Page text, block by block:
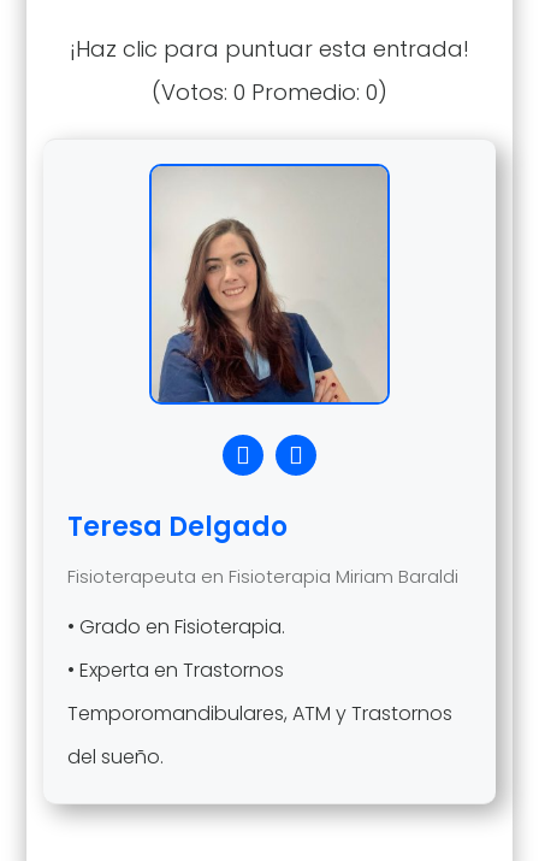
¡Haz clic para puntuar esta entrada!
(Votos: 0 Promedio: 0)
Teresa Delgado
Fisioterapeuta en Fisioterapia Miriam Baraldi
• Grado en Fisioterapia.
• Experta en Trastornos
Temporomandibulares, ATM y Trastornos
del sueño.